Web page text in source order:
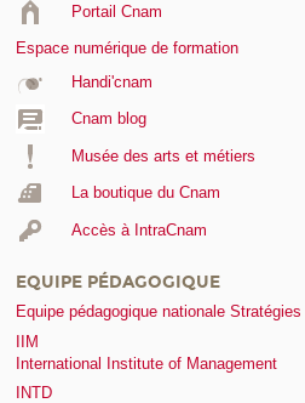
Portail Cnam
Espace numérique de formation
Handi'cnam
Cnam blog
Musée des arts et métiers
La boutique du Cnam
Accès à IntraCnam
EQUIPE PÉDAGOGIQUE
Equipe pédagogique nationale Stratégies
IIM
International Institute of Management
INTD